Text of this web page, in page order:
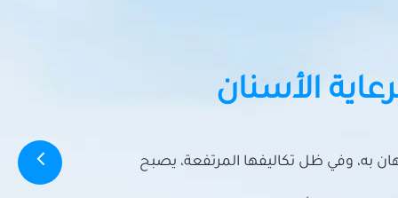
الأسنان
به، وفي ظل تكاليفها المرتفعة، يصبح